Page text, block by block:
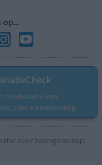
op...
combinatie van
snel en eenvoudig.
over zwangerschap.